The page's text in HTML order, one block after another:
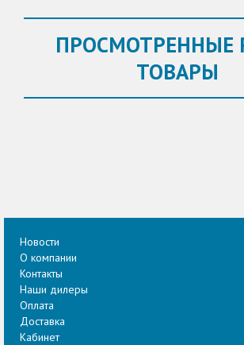
ПРОСМОТРЕННЫЕ
ТОВАРЫ
Новости
О компании
Контакты
Наши дилеры
Оплата
Доставка
Кабинет